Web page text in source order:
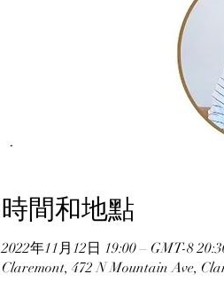
時間和地點
2022年11月12日 19:00 – GMT-8
Claremont, 472 N Mountain Ave,